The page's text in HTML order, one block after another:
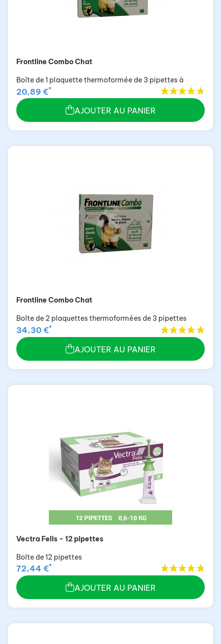
Frontline Combo Chat
Boîte de 1 plaquette thermoformée de 3 pipettes à
20,89 €*
AJOUTER AU PANIER
Frontline Combo Chat
Boîte de 2 plaquettes thermoformées de 3 pipettes
34,30 €*
AJOUTER AU PANIER
Vectra Felis - 12 pipettes
Boîte de 12 pipettes
72,44 €*
AJOUTER AU PANIER